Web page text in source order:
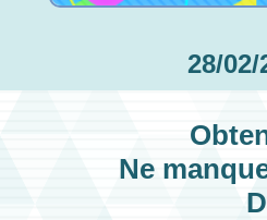
28/02/
Ne